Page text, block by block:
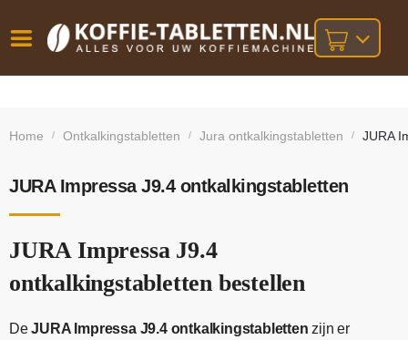
besteld,
bij orders
Home / Ontkalkingstabletten / Jura ontkalkingstabletten / JURA
JURA Impressa J9.4 ontkalkingstabletten
JURA Impressa J9.4
ontkalkingstabletten bestellen
DeJURA Impressa J9.4 ontkalkingstabletten zijn er